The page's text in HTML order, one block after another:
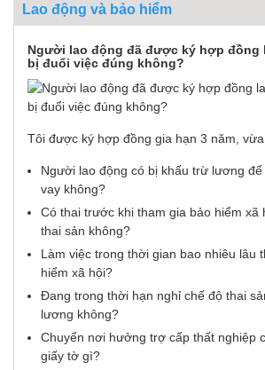
Lao động và bảo hiểm
Người lao động đã được ký hợp đồng
bị đuổi việc đúng không?
Tôi được ký hợp đồng gia hạn 3 năm, vừa
Người lao động có bị khấu trừ lương
vay không?
Có thai trước khi tham gia bảo hiểm xã
thai sản không?
Làm việc trong thời gian bao nhiêu lâu
hiểm xã hội?
Đang trong thời hạn nghỉ chế độ thai
lương không?
Chuyển nơi hưởng trợ cấp thất nghiệp
giấy tờ gì?